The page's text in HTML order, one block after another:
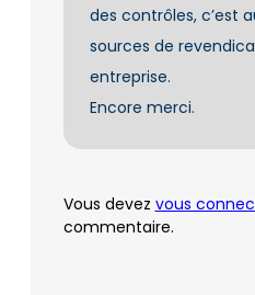
des contrôles, c’est
sources de
entreprise.
Encore merci.
Vous devez vous
commentaire.